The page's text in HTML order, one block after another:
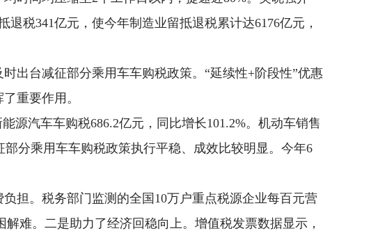
税341亿元，使今年制造业留抵退税累计达6176亿元，
出台减征部分乘用车车购税政策。“延续性+阶段性”优惠
重要作用。
源汽车车购税686.2亿元，同比增长101.2%。机动车销售
分乘用车车购税政策执行平稳、成效比较明显。今年6
担。税务部门监测的全国10万户重点税源企业每百元营
难。二是助力了经济回稳向上。增值税发票数据显示，